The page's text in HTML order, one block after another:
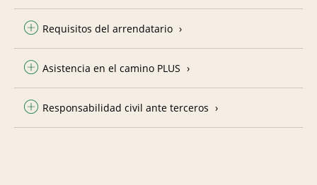
Requisitos del arrendatario
Asistencia en el camino PLUS
Responsabilidad civil ante terceros